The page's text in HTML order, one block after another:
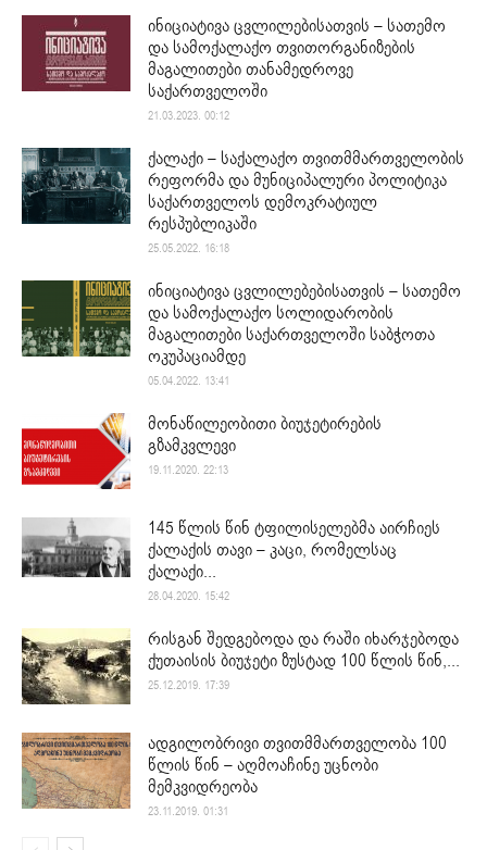
ინიციატივა ცვლილებისათვის – სათემო
და სამოქალაქო თვითორგანიზების
მაგალითები თანამედროვე
საქართველოში
21.03.2023. 00:12
ქალაქი – საქალაქო თვითმმართველობის
რეფორმა და მუნიციპალური პოლიტიკა
საქართველოს დემოკრატიულ
რესპუბლიკაში
25.05.2022. 16:18
ინიციატივა ცვლილებებისათვის – სათემო
და სამოქალაქო სოლიდარობის
მაგალითები საქართველოში საბჭოთა
ოკუპაციამდე
05.04.2022. 13:41
მონაწილეობითი ბიუჯეტირების
გზამკვლევი
19.11.2020. 22:13
145 წლის წინ ტფილისელებმა აირჩიეს
ქალაქის თავი – კაცი, რომელსაც
ქალაქი...
28.04.2020. 15:42
რისგან შედგებოდა და რაში იხარჯებოდა
ქუთაისის ბიუჯეტი ზუსტად 100 წლის წინ,...
25.12.2019. 17:39
ადგილობრივი თვითმმართველობა 100
წლის წინ – აღმოაჩინე უცნობი
მემკვიდრეობა
23.11.2019. 01:31